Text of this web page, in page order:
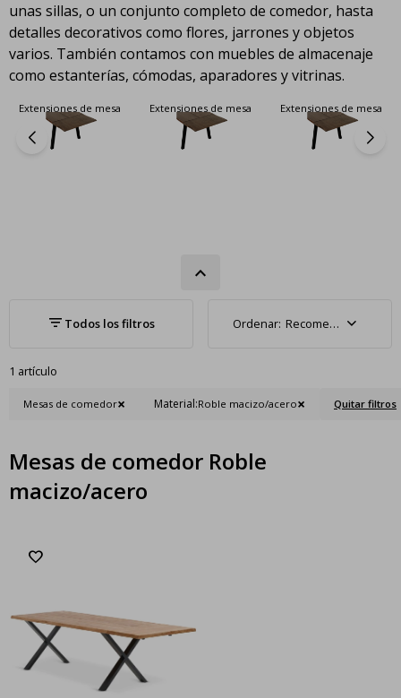
unas sillas, o un conjunto completo de comedor, hasta
detalles decorativos como flores, jarrones y objetos
varios. También contamos con muebles de almacenaje
como estanterías, cómodas, aparadores y vitrinas.
Extensiones de mesa Extensiones de mesa Extensiones de mesa
Recomendados
1 artículo
Mesas de comedor Material:Roble macizo/acero Quitar filtros
Mesas de comedor Roble
macizo/acero